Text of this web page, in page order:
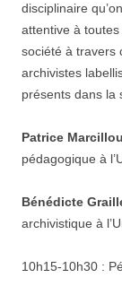
disciplinaire
attentive à
société à travers
archivistes
présents dans la
Patrice
pédagogique à
Bénédicte
archivistique à
10h15-10h30 :